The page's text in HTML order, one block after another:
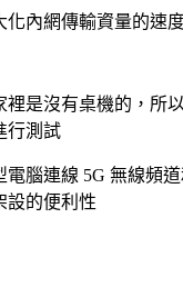
化內網傳輸資量的速
裡是沒有桌機的，所
行測試
腦連線 5G 無線頻
設的便利性